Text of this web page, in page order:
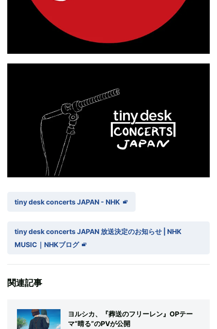
tiny desk concerts JAPAN - NHK
tiny desk concerts JAPAN 放送決定のお知らせ | NHK
MUSIC｜NHKブログ
関連記事
ヨルシカ、『葬送のフリーレン』OPテー
マ“晴る”のPVが公開